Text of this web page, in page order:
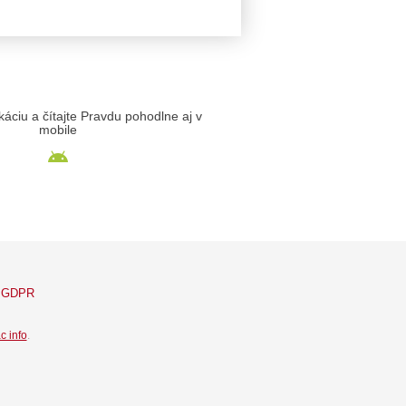
a čítajte Pravdu pohodlne aj v
mobile
GDPR
info.